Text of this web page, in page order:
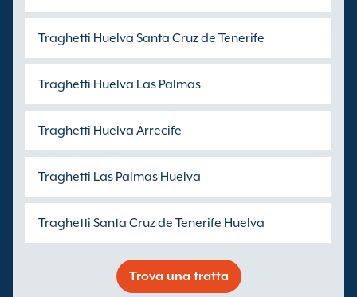
Traghetti Huelva Santa Cruz de Tenerife
Traghetti Huelva Las Palmas
Traghetti Huelva Arrecife
Traghetti Las Palmas Huelva
Traghetti Santa Cruz de Tenerife Huelva
Trova una tratta